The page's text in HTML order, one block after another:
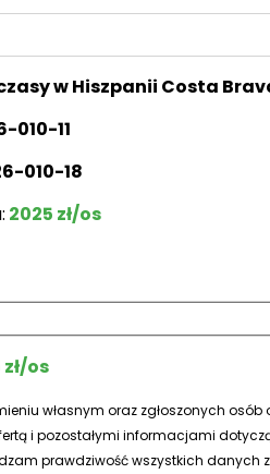
w Hiszpanii Costa
010-11
010-18
2025 zł/os
os
własnym oraz zgłoszonych osób
i pozostałymi informacjami
prawdziwość wszystkich danych